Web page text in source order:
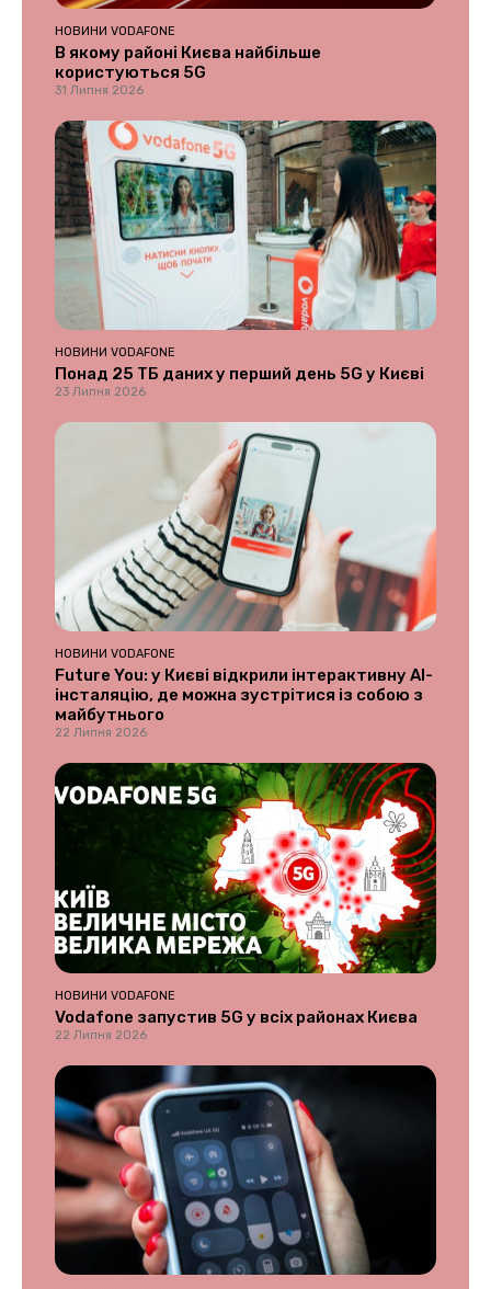
НОВИНИ VODAFONE
В якому районі Києва найбільше
користуються 5G
31 Липня 2026
НОВИНИ VODAFONE
Понад 25 ТБ даних у перший день 5G у Києві
23 Липня 2026
НОВИНИ VODAFONE
Future You: у Києві відкрили інтерактивну AI-
інсталяцію, де можна зустрітися із собою з
майбутнього
22 Липня 2026
НОВИНИ VODAFONE
Vodafone запустив 5G у всіх районах Києва
22 Липня 2026